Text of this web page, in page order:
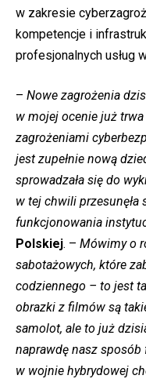
w zakresie
kompetencje i
profesjonalnych usług
– Nowe zagrożenia
w mojej ocenie już
zagrożeniami
jest zupełnie nową
sprowadzała się do
w tej chwili przesunęła
funkcjonowania
Polskiej. – Mówimy o
sabotażowych, które
codziennego – to jest
obrazki z filmów są
samolot, ale to już
naprawdę nasz
w wojnie hybrydowej